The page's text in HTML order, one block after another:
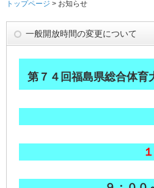
トップページ > お知らせ
一般開放時間の変更について
第７４回福島県総合体育